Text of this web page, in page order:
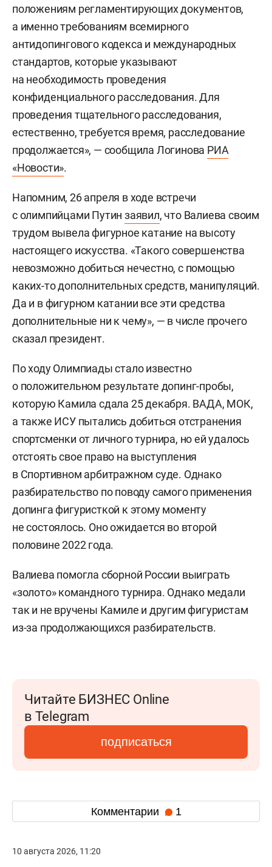
положениям регламентирующих документов,
а именно требованиям всемирного
антидопингового кодекса и международных
стандартов, которые указывают
на необходимость проведения
конфиденциального расследования. Для
проведения тщательного расследования,
естественно, требуется время, расследование
продолжается», — сообщила Логинова РИА
«Новости».
Напомним, 26 апреля в ходе встречи
с олимпийцами Путинзаявил, что Валиева своим
трудом вывела фигурное катание на высоту
настоящего искусства. «Такого совершенства
невозможно добиться нечестно, с помощью
каких-то дополнительных средств, манипуляций.
Да и в фигурном катании все эти средства
дополнительные ни к чему», — в числе прочего
сказал президент.
По ходу Олимпиады стало известно
о положительном результате допинг-пробы,
которую Камила сдала 25 декабря. ВАДА, МОК,
а также ИСУ пытались добиться отстранения
спортсменки от личного турнира, но ей удалось
отстоять свое право на выступления
в Спортивном арбитражном суде. Однако
разбирательство по поводу самого применения
допинга фигуристкой к этому моменту
не состоялось. Оно ожидается во второй
половине 2022 года.
Валиева помогла сборной России выиграть
«золото» командного турнира. Однако медали
так и не вручены Камиле и другим фигуристам
из-за продолжающихся разбирательств.
Читайте БИЗНЕС Online
в Telegram
подписаться
Комментарии 1
10 августа 2026, 11:20